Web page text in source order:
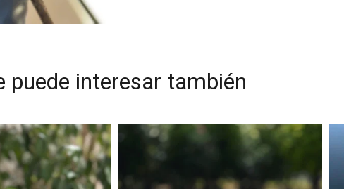
puede interesar también